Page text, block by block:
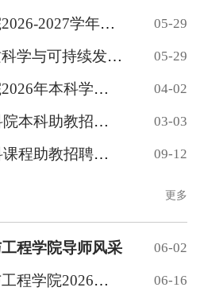
环境科学与工程学院2026-2027学年接收辅修... 05-29
理科试验班类（物质科学与可持续发展）2025... 05-29
环境科学与工程学院2026年本科学生转专业细... 04-02
2026年春季学期环科院本科助教招聘信息 03-03
2025年秋环科院本科课程助教招聘信息 09-12
更多
程学院导师风采 06-02
南开大学环境科学与工程学院2026级新生党员... 06-16